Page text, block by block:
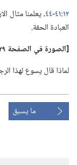
١٢:‏٤١-‏٤٤
‏.‏يعلمنا مثال
العبادة الحقة.‏
‏[الصورة في الصفحة ٢٩]‏
لماذا قال يسوع لهذا
ما يسبق